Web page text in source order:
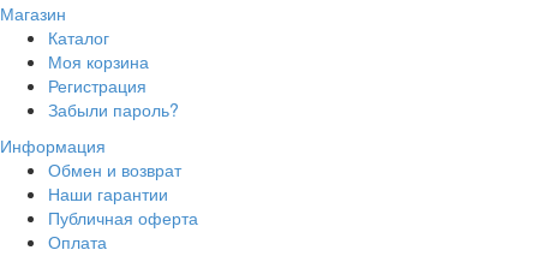
Магазин
Каталог
Моя корзина
Регистрация
Забыли пароль?
Информация
Обмен и возврат
Наши гарантии
Публичная оферта
Оплата